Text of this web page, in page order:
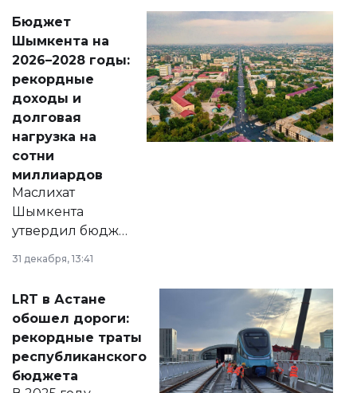
народу
Венесуэлы.
Бюджет
Шымкента на
2026–2028 годы:
рекордные
доходы и
долговая
нагрузка на
сотни
миллиардов
Маслихат
Шымкента
утвердил бюджет
города на 2026–
2028 годы.
документ
появился в базе
нормативных
правовых актов и
на сайте маслихат
31 декабря, 13:41
LRT в Астане
обошел дороги:
рекордные траты
республиканского
бюджета